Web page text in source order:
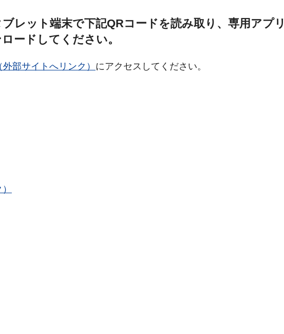
レット端末で下記QRコードを読み取り、専用アプリ
ードしてください。
部サイトへリンク） にアクセスしてください。